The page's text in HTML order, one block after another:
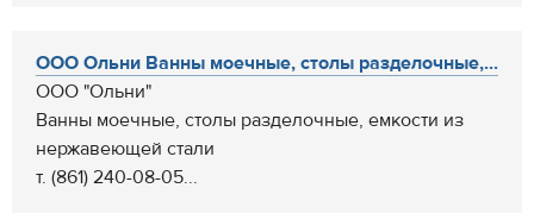
ООО Ольни Ванны моечные, столы разделочные,...
ООО "Ольни"
Ванны моечные, столы разделочные, емкости из
нержавеющей стали
т. (861) 240-08-05...